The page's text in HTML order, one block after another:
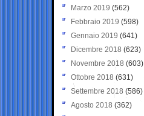
Marzo 2019 (562)
Febbraio 2019 (598)
Gennaio 2019 (641)
Dicembre 2018 (623)
Novembre 2018 (603)
Ottobre 2018 (631)
Settembre 2018 (586)
Agosto 2018 (362)